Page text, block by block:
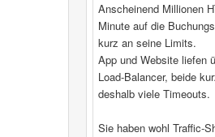
Anscheinend Millionen
Minute auf die
kurz an seine Limits.
App und Website liefen
Load‑Balancer, beide
deshalb viele Timeouts.
Sie haben wohl